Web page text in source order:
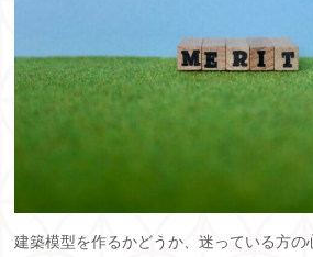
建築模型を作るかどうか、迷っている方